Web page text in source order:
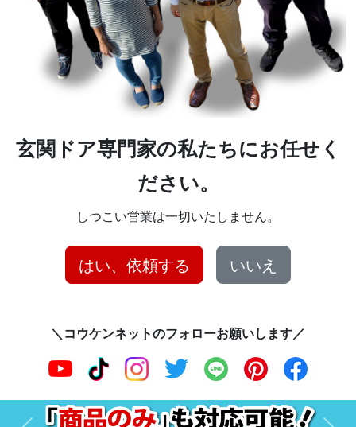
玄関ドア専門家の私たちにお任せく
ださい。
しつこい営業は一切いたしません。
はい、依頼する いいえ
＼コウケンネットのフォローお願いします／